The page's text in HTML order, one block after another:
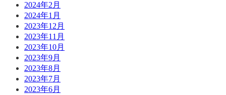
2024年2月
2024年1月
2023年12月
2023年11月
2023年10月
2023年9月
2023年8月
2023年7月
2023年6月